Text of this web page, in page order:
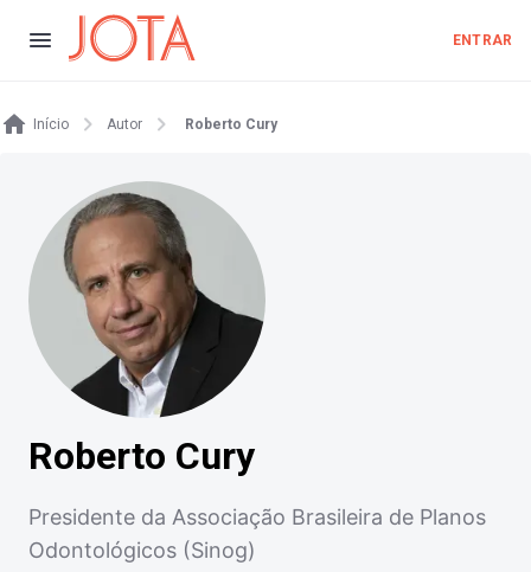
ENTRAR
Início Autor Roberto Cury
Roberto Cury
Presidente da Associação Brasileira de Planos
Odontológicos (Sinog)